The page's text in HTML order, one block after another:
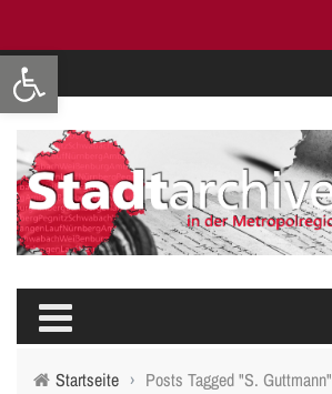
Werkzeugleiste öffnen
Startseite › Posts Tagged "S. Guttmann"